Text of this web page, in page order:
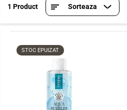
1 Product Sorteaza
STOC EPUIZAT